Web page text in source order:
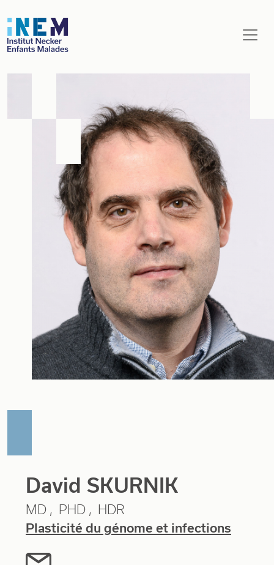
Aller au contenu principal
David SKURNIK
MD PHD
HDR
Plasticité du génome et infections